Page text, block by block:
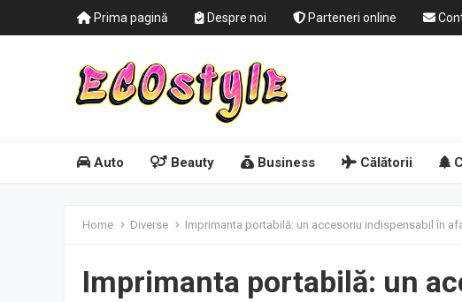
Prima pagină Despre noi Parteneri online
Auto Beauty Business Călătorii
Home Diverse Imprimanta portabilă: un accesoriu indispensabil în
Imprimanta portabilă: un